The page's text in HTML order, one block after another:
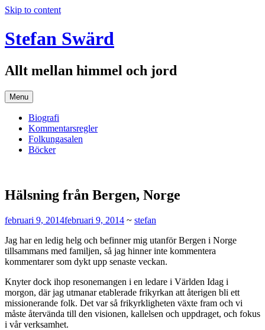
Skip to content
Stefan Swärd
Allt mellan himmel och jord
Menu
Biografi
Kommentarsregler
Folkungasalen
Böcker
Hälsning från Bergen, Norge
februari 9, 2014februari 9, 2014 ~ stefan
Jag har en ledig helg och befinner mig utanför Bergen i Norge
tillsammans med familjen, så jag hinner inte kommentera
kommentarer som dykt upp senaste veckan.
Knyter dock ihop resonemangen i en ledare i Världen Idag i
morgon, där jag utmanar etablerade frikyrkan att återigen bli ett
missionerande folk. Det var så frikyrkligheten växte fram och vi
måste återvända till den visionen, kallelsen och uppdraget, och fokus
i vår verksamhet.